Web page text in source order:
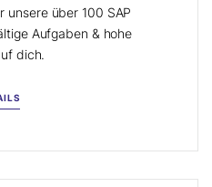
unsere über 100 SAP
Aufgaben & hohe
dich.